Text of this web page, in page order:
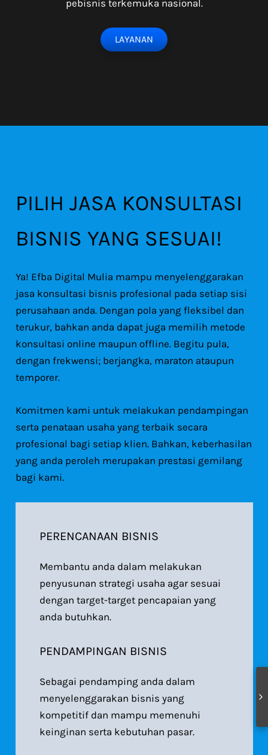
pebisnis terkemuka nasional.
LAYANAN
PILIH JASA KONSULTASI
BISNIS YANG SESUAI!
Ya! Efba Digital Mulia mampu menyelenggarakan
jasa konsultasi bisnis profesional pada setiap sisi
perusahaan anda. Dengan pola yang fleksibel dan
terukur, bahkan anda dapat juga memilih metode
konsultasi online maupun offline. Begitu pula,
dengan frekwensi; berjangka, maraton ataupun
temporer.
Komitmen kami untuk melakukan pendampingan
serta penataan usaha yang terbaik secara
profesional bagi setiap klien. Bahkan, keberhasilan
yang anda peroleh merupakan prestasi gemilang
bagi kami.
PERENCANAAN BISNIS
Membantu anda dalam melakukan
penyusunan strategi usaha agar sesuai
dengan target-target pencapaian yang
anda butuhkan.
PENDAMPINGAN BISNIS
Sebagai pendamping anda dalam
menyelenggarakan bisnis yang
kompetitif dan mampu memenuhi
keinginan serta kebutuhan pasar.